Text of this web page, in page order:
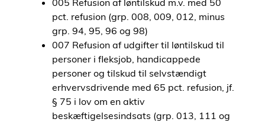
005 Refusion af løntilskud m.v. med 50
pct. refusion (grp. 008, 009, 012, minus
grp. 94, 95, 96 og 98)
007 Refusion af udgifter til løntilskud til
personer i fleksjob, handicappede
personer og tilskud til selvstændigt
erhvervsdrivende med 65 pct. refusion, jf.
§ 75 i lov om en aktiv
beskæftigelsesindsats (grp. 013, 111 og